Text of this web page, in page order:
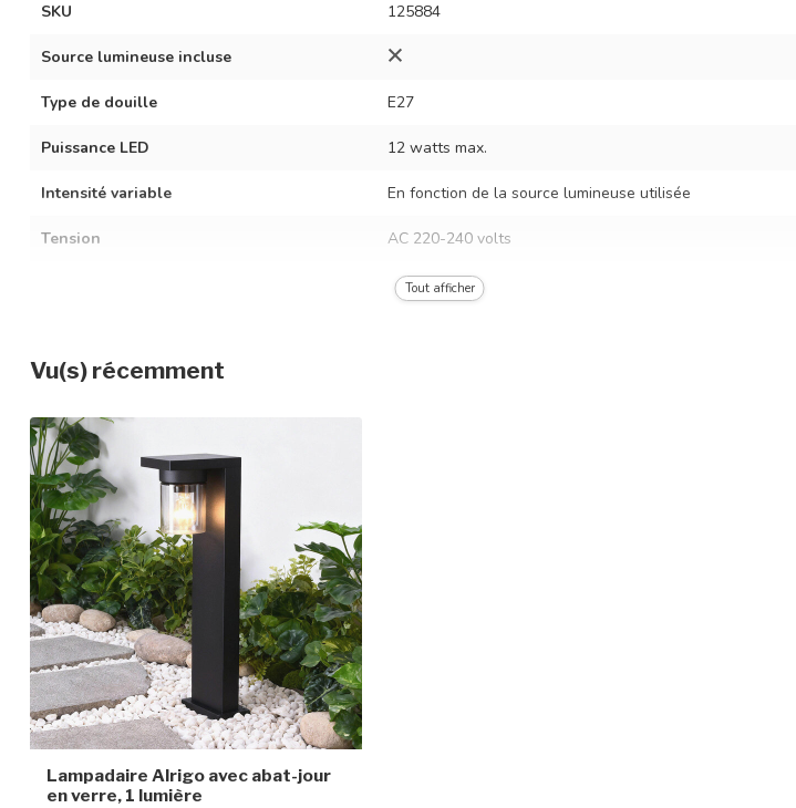
SKU 125884
Source lumineuse incluse
Type de douille E27
Puissance LED 12 watts max.
Intensité variable En fonction de la source lumineuse utilisée
Tension AC 220-240 volts
50/60 Hz
Matériau
Dimensions
Indice de protection
Classe de protection
Capteur
Tout afficher
Vu(s) récemment
Lampadaire Alrigo avec abat-jour
en verre, 1 lumière